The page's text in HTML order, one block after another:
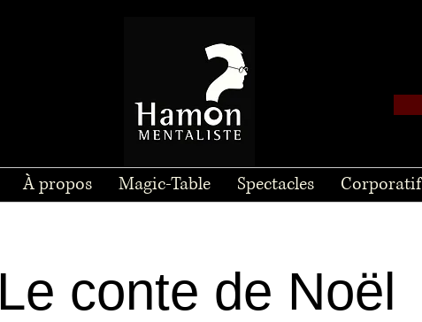
À propos Magic-Table Spectacles Corporatif
Le conte de Noël